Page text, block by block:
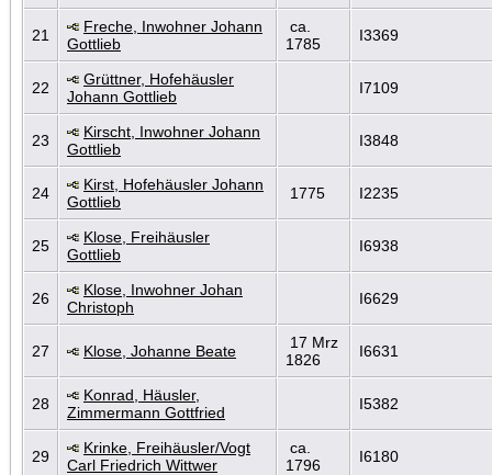
21
Freche, Inwohner Johann
Gottlieb
ca.
1785
I3369
22
Grüttner, Hofehäusler
Johann Gottlieb
I7109
23
Kirscht, Inwohner Johann
Gottlieb
I3848
24
Kirst, Hofehäusler Johann
Gottlieb
1775 I2235
25
Klose, Freihäusler
Gottlieb
I6938
26
Klose, Inwohner Johan
Christoph
I6629
27 Klose, Johanne Beate
17 Mrz
1826
I6631
28
Konrad, Häusler,
Zimmermann Gottfried
I5382
29
Krinke, Freihäusler/Vogt
Carl Friedrich Wittwer
ca.
1796
I6180